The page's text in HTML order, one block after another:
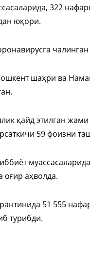
322
юқори.
шаҳри ва
қайд этилган
59 фоизни
оғир аҳволда.
51 555
турибди.